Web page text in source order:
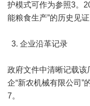
护模式可作为参照3。
能粮食生产”的历史见
3. 企业沿革记录
政府文件中清晰记载
企“新农机械有限公司”
7。